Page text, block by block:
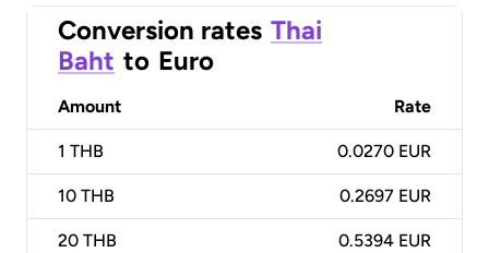
Conversion rates Thai
Baht to Euro
Amount Rate
1 THB 0.0270 EUR
10 THB 0.2697 EUR
20 THB 0.5394 EUR